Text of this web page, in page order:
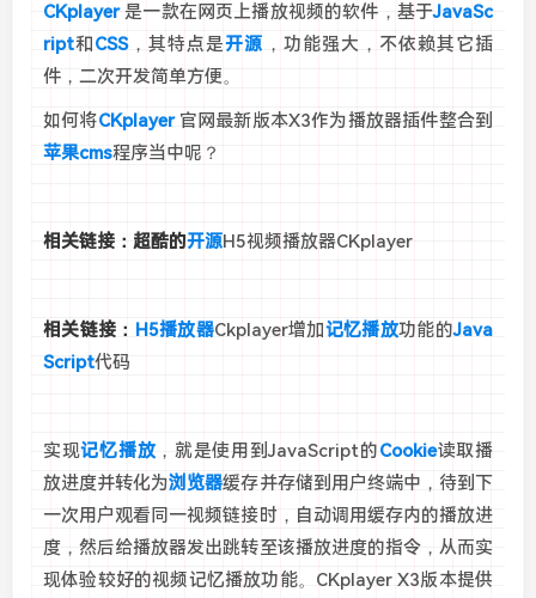
CKplayer是一款在网页上播放视频的软件，基于JavaSc
ript和CSS，其特点是开源 ，功能强大，不依赖其它插
件，二次开发简单方便。
如何将CKplayer官网最新版本X3作为播放器插件整合到
苹果cms程序当中呢？
相关链接：超酷的开源H5视频播放器CKplayer
相关链接： H5播放器Ckplayer增加记忆播放功能的Java
Script代码
实现记忆播放 ，就是使用到JavaScript的Cookie读取播
放进度并转化为浏览器缓存并存储到用户终端中，待到下
一次用户观看同一视频链接时，自动调用缓存内的播放进
度，然后给播放器发出跳转至该播放进度的指令，从而实
现体验较好的视频记忆播放功能。CKplayer X3版本提供